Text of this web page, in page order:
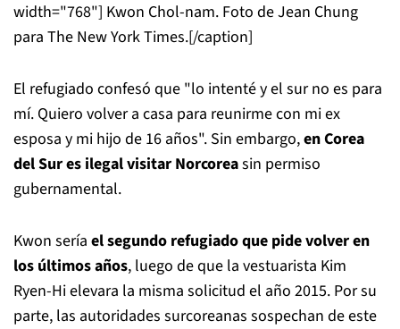
width="768"] Kwon Chol-nam. Foto de Jean Chung
para The New York Times.[/caption]
El refugiado confesó que "lo intenté y el sur no es para
mí. Quiero volver a casa para reunirme con mi ex
esposa y mi hijo de 16 años". Sin embargo,en Corea
del Sur es ilegal visitar Norcoreasin permiso
gubernamental.
Kwon sería el segundo refugiado que pide volver en
los últimos años, luego de que la vestuarista Kim
Ryen-Hi elevara la misma solicitud el año 2015. Por su
parte, las autoridades surcoreanas sospechan de este